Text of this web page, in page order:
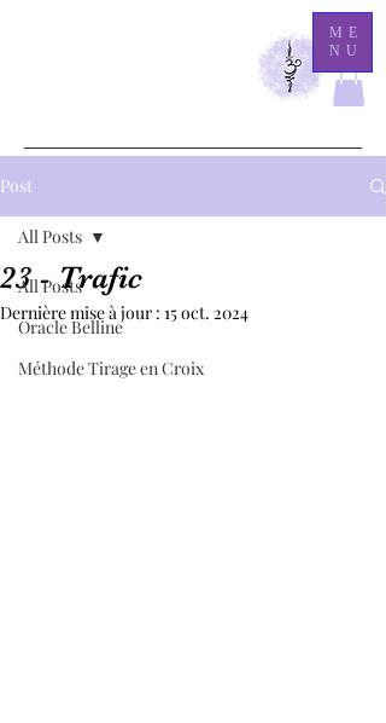
ME
NU
Post
All Posts
Oracle Belline
Méthode Tirage en Croix
All Posts
23 - Trafic
Dernière mise à jour : 15 oct. 2024